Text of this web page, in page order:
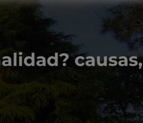
causas,